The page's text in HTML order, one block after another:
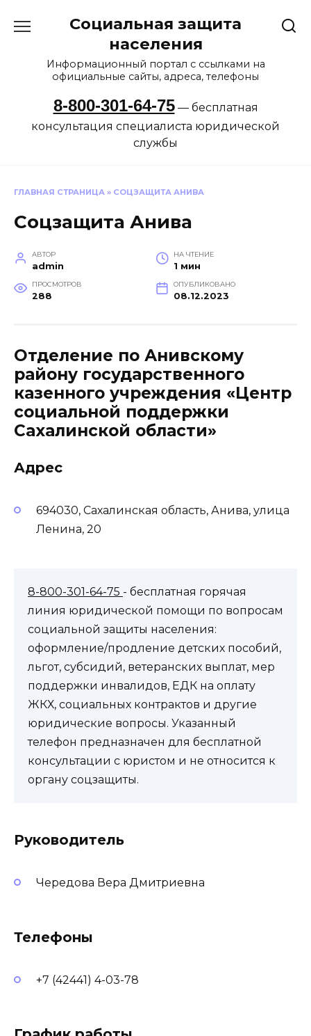
Социальная защита
населения
Информационный портал с ссылками на
официальные сайты, адреса, телефоны
8-800-301-64-75— бесплатная
консультация специалиста юридической
службы
ГЛАВНАЯ СТРАНИЦА » СОЦЗАЩИТА АНИВА
Соцзащита Анива
АВТОР
admin
НА ЧТЕНИЕ
1 мин
ПРОСМОТРОВ
288
ОПУБЛИКОВАНО
08.12.2023
Отделение по Анивскому
району государственного
казенного учреждения «Центр
социальной поддержки
Сахалинской области»
Адрес
694030, Сахалинская область, Анива, улица
Ленина, 20
8-800-301-64-75 - бесплатная горячая
линия юридической помощи по вопросам
социальной защиты населения:
оформление/продление детских пособий,
льгот, субсидий, ветеранских выплат, мер
поддержки инвалидов, ЕДК на оплату
ЖКХ, социальных контрактов и другие
юридические вопросы. Указанный
телефон предназначен для бесплатной
консультации с юристом и не относится к
органу соцзащиты.
Руководитель
Чередова Вера Дмитриевна
Телефоны
+7 (42441) 4-03-78